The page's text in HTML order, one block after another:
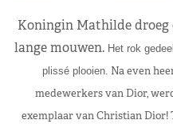
Koningin Mathilde
lange mouwen. Het rok
plissé plooien. Na even
medewerkers van Dior,
exemplaar van Christian Dior!